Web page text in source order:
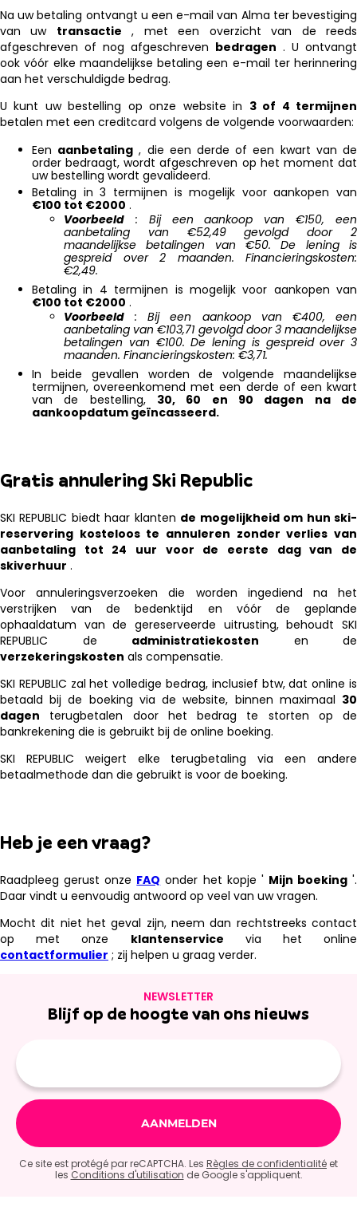
Na uw betaling ontvangt u een e-mail van Alma ter bevestiging
van uw transactie , met een overzicht van de reeds
afgeschreven of nog afgeschreven bedragen . U ontvangt
ook vóór elke maandelijkse betaling een e-mail ter herinnering
aan het verschuldigde bedrag.
U kunt uw bestelling op onze website in 3 of 4 termijnen
betalen met een creditcard volgens de volgende voorwaarden:
Een aanbetaling , die een derde of een kwart van de
order bedraagt, wordt afgeschreven op het moment dat
uw bestelling wordt gevalideerd.
Betaling in 3 termijnen is mogelijk voor aankopen van
€100 tot €2000 .
Voorbeeld : Bij een aankoop van €150, een
aanbetaling van €52,49 gevolgd door 2
maandelijkse betalingen van €50. De lening is
gespreid over 2 maanden. Financieringskosten:
€2,49.
Betaling in 4 termijnen is mogelijk voor aankopen van
€100 tot €2000 .
Voorbeeld : Bij een aankoop van €400, een
aanbetaling van €103,71 gevolgd door 3 maandelijkse
betalingen van €100. De lening is gespreid over 3
maanden. Financieringskosten: €3,71.
In beide gevallen worden de volgende maandelijkse
termijnen, overeenkomend met een derde of een kwart
van de bestelling, 30, 60 en 90 dagen na de
aankoopdatum geïncasseerd.
Gratis annulering Ski Republic
SKI REPUBLIC biedt haar klanten de mogelijkheid om hun ski-
reservering kosteloos te annuleren zonder verlies van
aanbetaling tot 24 uur voor de eerste dag van de
skiverhuur .
Voor annuleringsverzoeken die worden ingediend na het
verstrijken van de bedenktijd en vóór de geplande
ophaaldatum van de gereserveerde uitrusting, behoudt SKI
REPUBLIC de administratiekosten en de
verzekeringskosten als compensatie.
SKI REPUBLIC zal het volledige bedrag, inclusief btw, dat online is
betaald bij de boeking via de website, binnen maximaal 30
dagen terugbetalen door het bedrag te storten op de
bankrekening die is gebruikt bij de online boeking.
SKI REPUBLIC weigert elke terugbetaling via een andere
betaalmethode dan die gebruikt is voor de boeking.
Heb je een vraag?
Raadpleeg gerust onze FAQ onder het kopje ' Mijn boeking'.
Daar vindt u eenvoudig antwoord op veel van uw vragen.
Mocht dit niet het geval zijn, neem dan rechtstreeks contact
op met onze klantenservice via het online
contactformulier ; zij helpen u graag verder.
NEWSLETTER
Blijf op de hoogte van ons nieuws
Ce site est protégé par reCAPTCHA. Les Règles de confidentialité et
les Conditions d'utilisation de Google s'appliquent.